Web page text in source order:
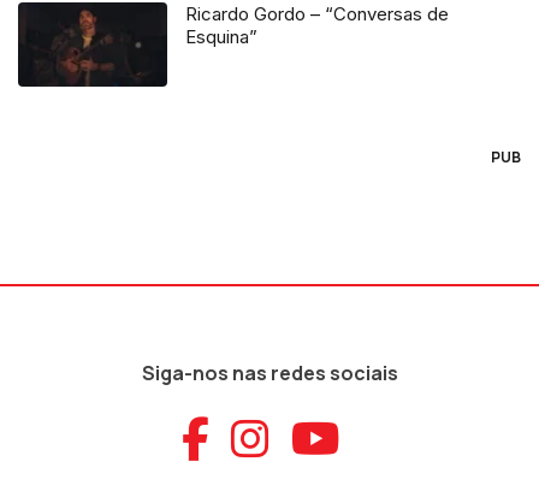
Ricardo Gordo – “Conversas de
Esquina”
PUB
Siga-nos nas redes sociais
Aceder ao
Aceder ao
Aceder